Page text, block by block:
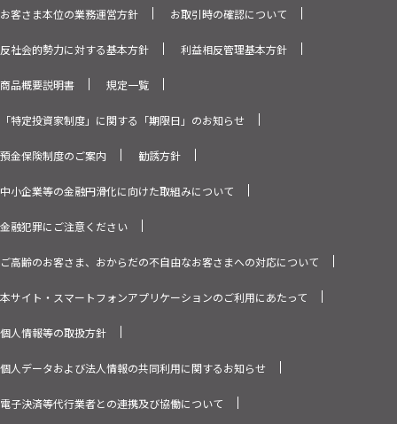
お客さま本位の業務運営方針 お取引時の確認について
反社会的勢力に対する基本方針 利益相反管理基本方針
商品概要説明書 規定一覧
「特定投資家制度」に関する「期限日」のお知らせ
預金保険制度のご案内 勧誘方針
中小企業等の金融円滑化に向けた取組みについて
金融犯罪にご注意ください
ご高齢のお客さま、おからだの不自由なお客さまへの対応について
本サイト・スマートフォンアプリケーションのご利用にあたって
個人情報等の取扱方針
個人データおよび法人情報の共同利用に関するお知らせ
電子決済等代行業者との連携及び協働について